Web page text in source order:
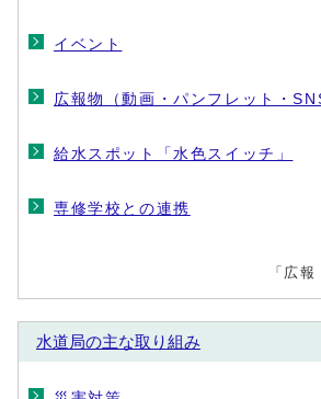
イベント
広報物（動画・パンフレット・
給水スポット「水色スイッチ」
専修学校との連携
「広
水道局の主な取り組み